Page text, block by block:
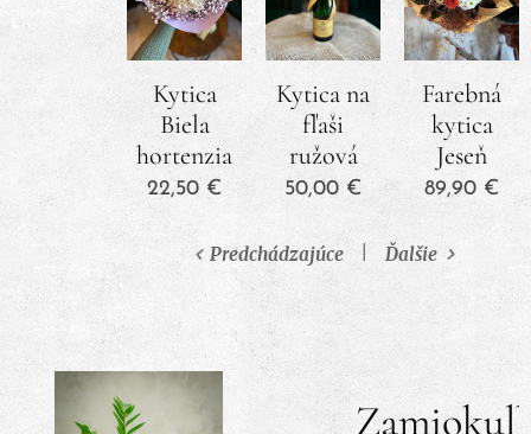
Kytica
Biela
hortenzia
22,50€
Kytica na
fľaši
ružová
50,00 €
Farebná
kytica
Jeseň
89,90 €
Predchádzajúce Ďalšie